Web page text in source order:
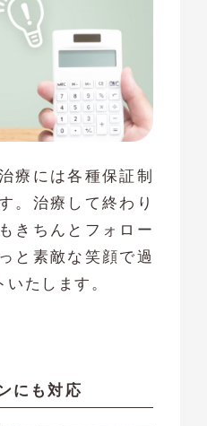
療には各種保証制
。治療して終わり
きちんとフォロー
と素敵な笑顔で過
たします。
にも対応